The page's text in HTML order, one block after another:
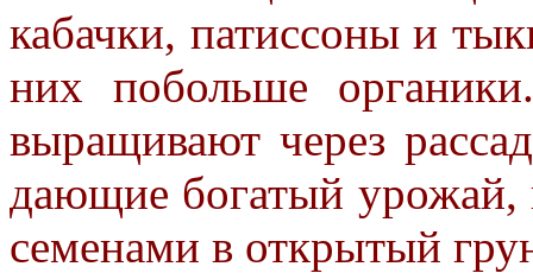
кабачки, патиссоны и
них побольше
выращивают через
дающие богатый урожай,
семенами в открытый